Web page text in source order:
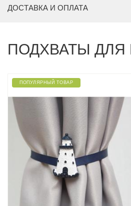
ДОСТАВКА И ОПЛАТА
ПОДХВАТЫ ДЛЯ
ПОПУЛЯРНЫЙ ТОВАР